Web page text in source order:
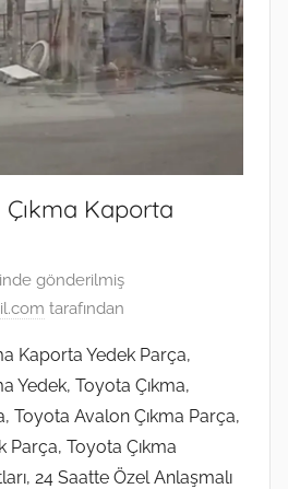
Kaporta
gönderilmiş
tarafından
Kaporta Yedek Parça,
Yedek, Toyota Çıkma,
Toyota Avalon Çıkma Parça,
Parça, Toyota Çıkma
24 Saatte Özel Anlaşmalı